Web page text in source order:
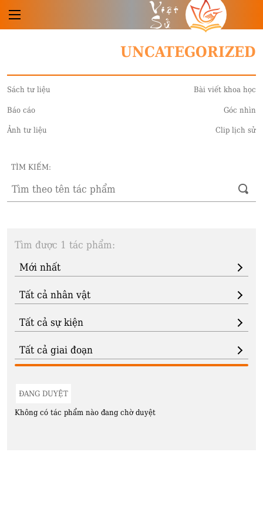
Việt
Sử
UNCATEGORIZED
Sách tư liệu Bài viết khoa học
Báo cáo Góc nhìn
Ảnh tư liệu Clip lịch sử
TÌM KIẾM:
Tìm được 1 tác phẩm:
ĐANG DUYỆT
Không có tác phẩm nào đang chờ duyệt